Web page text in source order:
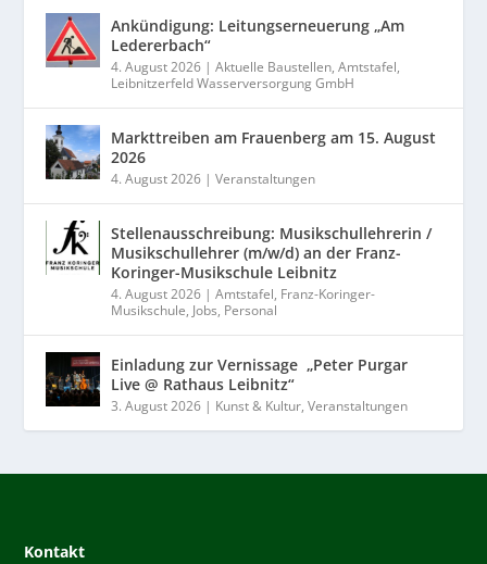
Ankündigung: Leitungserneuerung „Am
Ledererbach“
4. August 2026 |Aktuelle Baustellen,Amtstafel,
Leibnitzerfeld Wasserversorgung GmbH
Markttreiben am Frauenberg am 15. August
2026
4. August 2026 |Veranstaltungen
Stellenausschreibung: Musikschullehrerin /
Musikschullehrer (m/w/d) an der Franz-
Koringer-Musikschule Leibnitz
4. August 2026 |Amtstafel, Franz-Koringer-
Musikschule, Jobs, Personal
Einladung zur Vernissage „Peter Purgar
Live @ Rathaus Leibnitz“
3. August 2026 | Kunst & Kultur,Veranstaltungen
Kontakt